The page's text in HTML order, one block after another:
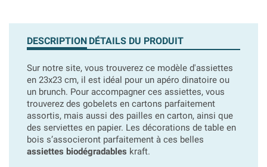
DESCRIPTION DÉTAILS DU PRODUIT
Sur notre site, vous trouverez ce modèle d'assiettes
en 23x23 cm, il est idéal pour un apéro dinatoire ou
un brunch. Pour accompagner ces assiettes, vous
trouverez des gobelets en cartons parfaitement
assortis, mais aussi des pailles en carton, ainsi que
des serviettes en papier. Les décorations de table en
bois s’associeront parfaitement à ces belles
assiettes biodégradables kraft.